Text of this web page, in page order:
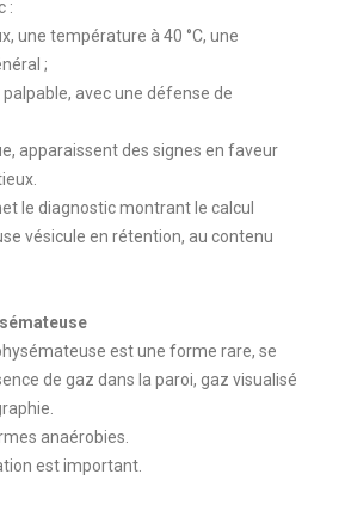
:
une température à 40 °C, une
;
avec une défense de
apparaissent des signes en faveur
le diagnostic montrant le calcul
vésicule en rétention, au contenu
est une forme rare, se
de gaz dans la paroi, gaz visualisé
anaérobies.
est important.